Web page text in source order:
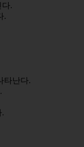
.
.
타난다.
.